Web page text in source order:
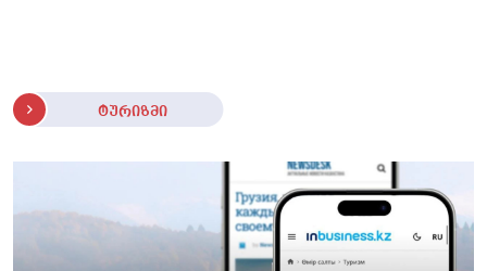
ტურიზმი